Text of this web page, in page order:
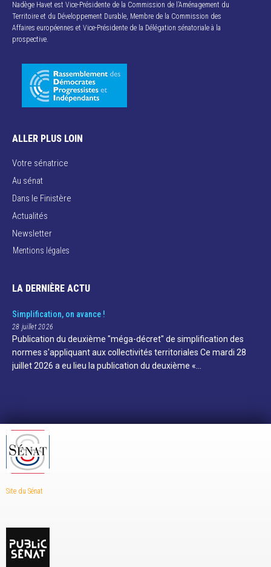
Nadège Havet est Vice-Présidente de la Commission de l’Aménagement du
Territoire et du Développement Durable, Membre de la Commission des
Affaires européennes et Vice-Présidente de la Délégation sénatoriale à la
prospective.
ALLER PLUS LOIN
Votre sénatrice
Au sénat
Dans le Finistère
Actualités
Newsletter
Mentions légales
LA DERNIÈRE ACTU
Simplification, on avance !
28 juillet 2026
Publication du deuxième "méga-décret" de simplification des
normes s'appliquant aux collectivités territoriales Ce mardi 28
juillet 2026 a eu lieu la publication du deuxième «…
Site du Sénat